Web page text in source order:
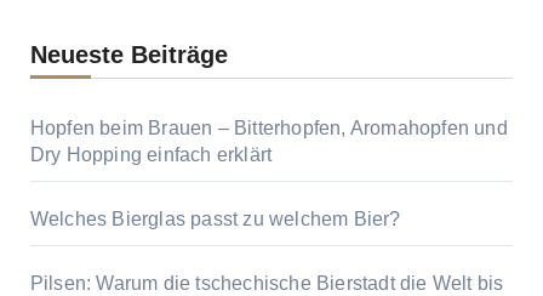
Neueste Beiträge
Hopfen beim Brauen – Bitterhopfen, Aromahopfen und
Dry Hopping einfach erklärt
Welches Bierglas passt zu welchem Bier?
Pilsen: Warum die tschechische Bierstadt die Welt bis